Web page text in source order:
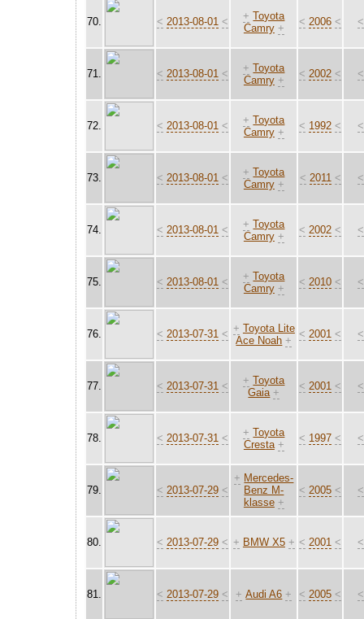
70. < 2013-08-01 < + Toyota
Camry +
< 2006 < <
71. < 2013-08-01 < + Toyota
Camry +
< 2002 < <
72. < 2013-08-01 < + Toyota
Camry +
< 1992 < <
73. < 2013-08-01 < + Toyota
Camry +
< 2011 < <
74. < 2013-08-01 < + Toyota
Camry +
< 2002 < <
75. < 2013-08-01 < + Toyota
Camry +
< 2010 < <
76. < 2013-07-31 < + Toyota Lite
Ace Noah +
< 2001 < <
77. < 2013-07-31 < + Toyota
Gaia +
< 2001 < <
78. < 2013-07-31 < + Toyota
Cresta +
< 1997 < <
79. < 2013-07-29 <
+ Mercedes-
Benz M-
klasse +
< 2005 < <
80. < 2013-07-29 < + BMW X5 + < 2001 < <
81. < 2013-07-29 < + Audi A6 + < 2005 < <